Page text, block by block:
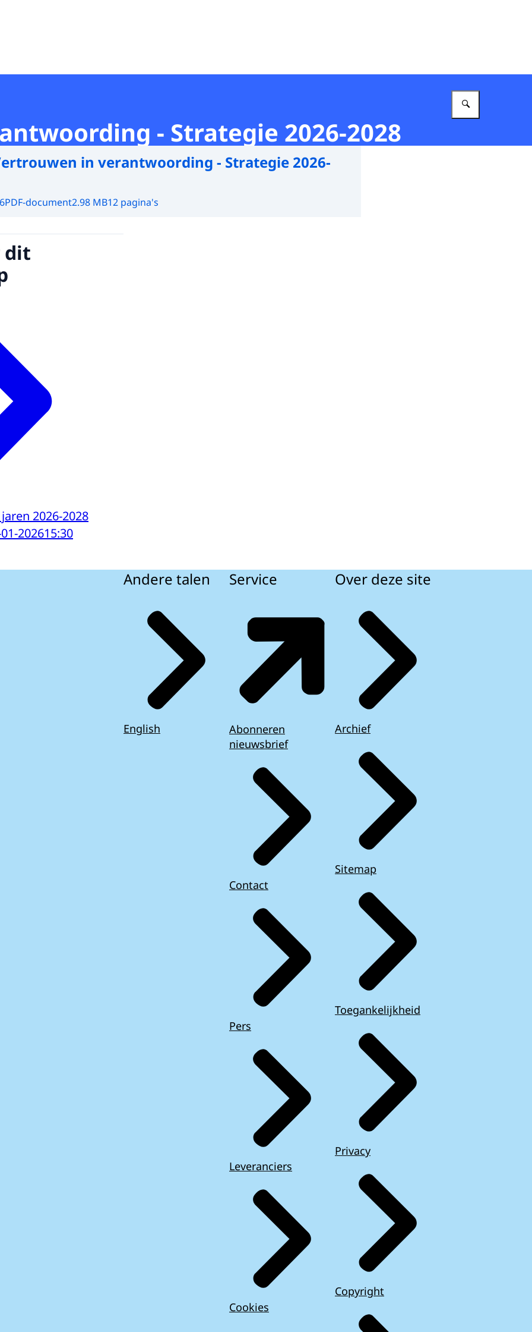
- Strategie 2026-2028
in verantwoording - Strategie 2026-
PDF-document2.98 MB12 pagina's
dit
2026-2028
202615:30
Andere talen
English
Service
Abonneren
nieuwsbrief
Contact
Pers
Leveranciers
Cookies
Over deze site
Archief
Sitemap
Toegankelijkheid
Privacy
Copyright